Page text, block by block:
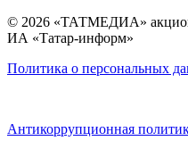
© 2026 «ТАТМЕДИА»
ИА «Татар-информ»
Политика о персональных
Антикоррупционная